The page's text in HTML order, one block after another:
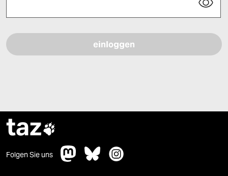
taz
Folgen Sie uns